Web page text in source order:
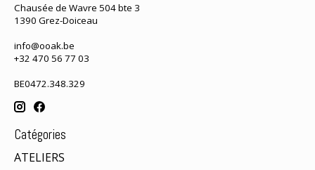
Chausée de Wavre 504 bte 3
1390 Grez-Doiceau
info@ooak.be
+32 470 56 77 03
BE0472.348.329
Catégories
ATELIERS